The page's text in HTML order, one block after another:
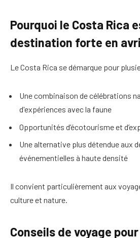
Pourquoi le Costa Rica
destination forte en
Le Costa Rica se démarque pour
Une combinaison de célébrations
d'expériences avec la faune
Opportunités d’écotourisme et
Une alternative plus détendue aux
événementielles à haute densité
Il convient particulièrement aux
culture et nature.
Conseils de voyage